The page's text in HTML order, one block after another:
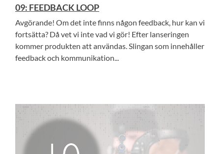
09: FEEDBACK LOOP
Avgörande! Om det inte finns någon feedback, hur kan vi
fortsätta? Då vet vi inte vad vi gör! Efter lanseringen
kommer produkten att användas. Slingan som innehåller
feedback och kommunikation...